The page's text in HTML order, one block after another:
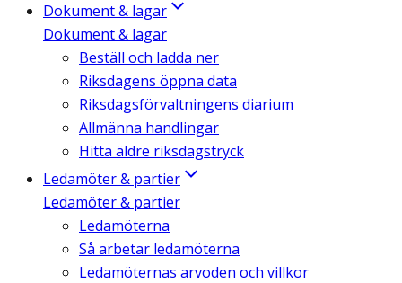
Dokument & lagar
Dokument & lagar
Beställ och ladda ner
Riksdagens öppna data
Riksdagsförvaltningens diarium
Allmänna handlingar
Hitta äldre riksdagstryck
Ledamöter & partier
Ledamöter & partier
Ledamöterna
Så arbetar ledamöterna
Ledamöternas arvoden och villkor